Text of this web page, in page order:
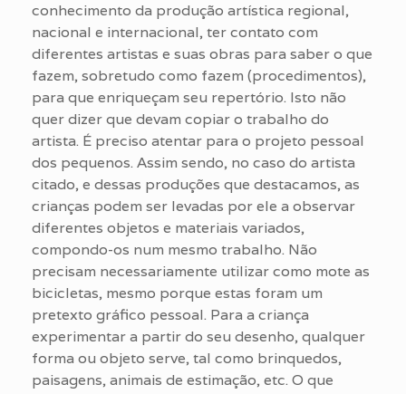
conhecimento da produção artística regional,
nacional e internacional, ter contato com
diferentes artistas e suas obras para saber o que
fazem, sobretudo como fazem (procedimentos),
para que enriqueçam seu repertório. Isto não
quer dizer que devam copiar o trabalho do
artista. É preciso atentar para o projeto pessoal
dos pequenos. Assim sendo, no caso do artista
citado, e dessas produções que destacamos, as
crianças podem ser levadas por ele a observar
diferentes objetos e materiais variados,
compondo-os num mesmo trabalho. Não
precisam necessariamente utilizar como mote as
bicicletas, mesmo porque estas foram um
pretexto gráfico pessoal. Para a criança
experimentar a partir do seu desenho, qualquer
forma ou objeto serve, tal como brinquedos,
paisagens, animais de estimação, etc. O que